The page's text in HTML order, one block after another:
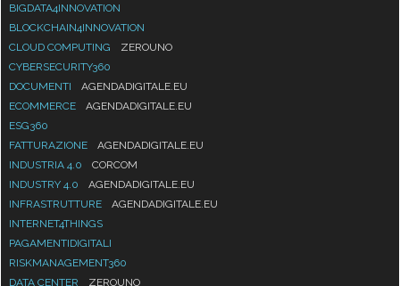
BIGDATA4INNOVATION
BLOCKCHAIN4INNOVATION
CLOUD COMPUTING
ZEROUNO
CYBERSECURITY360
DOCUMENTI
AGENDADIGITALE.EU
ECOMMERCE
AGENDADIGITALE.EU
ESG360
FATTURAZIONE
AGENDADIGITALE.EU
INDUSTRIA 4.0
CORCOM
INDUSTRY 4.0
AGENDADIGITALE.EU
INFRASTRUTTURE
AGENDADIGITALE.EU
INTERNET4THINGS
PAGAMENTIDIGITALI
RISKMANAGEMENT360
DATA CENTER
ZEROUNO